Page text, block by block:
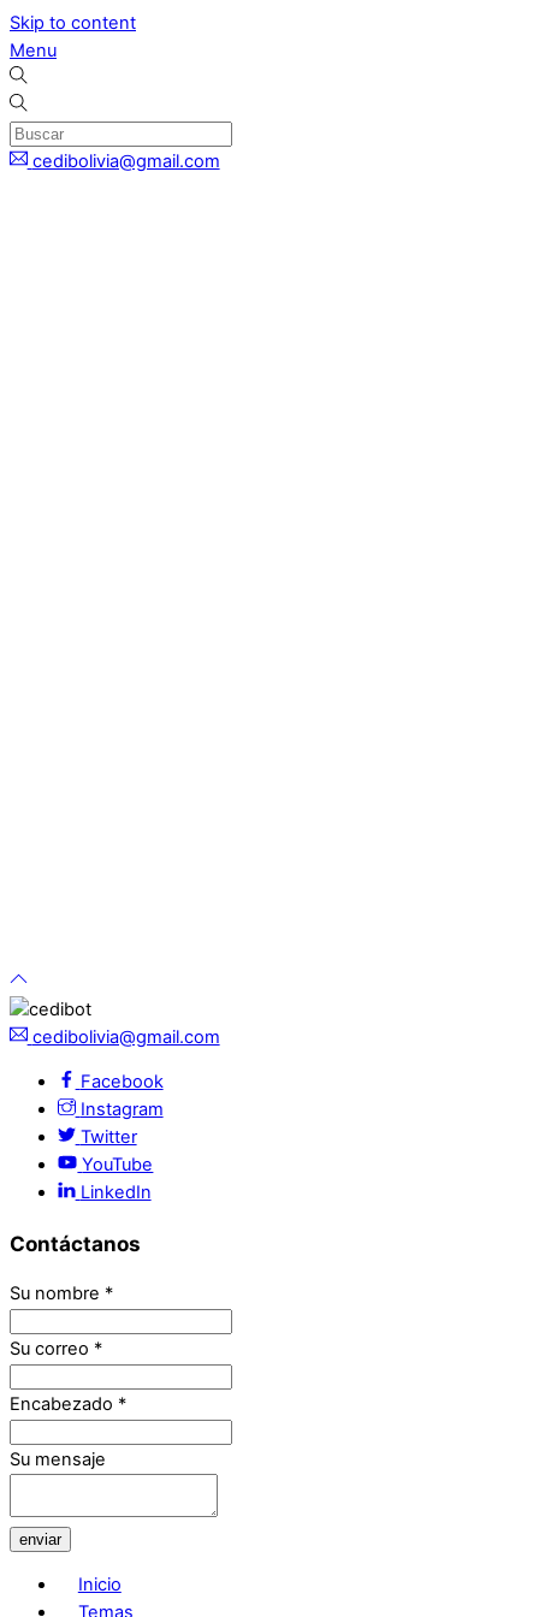
Skip to content
Menu
cedibolivia@gmail.com
cedibolivia@gmail.com
Facebook
Instagram
Twitter
YouTube
LinkedIn
Contáctanos
Su nombre *
Su correo *
Encabezado *
Su mensaje
enviar
Inicio
Temas